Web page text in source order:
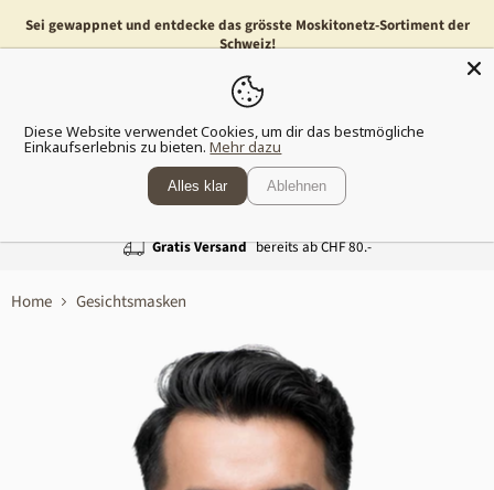
Sei gewappnet und entdecke das grösste Moskitonetz-Sortiment der
Schweiz!
Menü
Gratis Versand bereits ab CHF 80.-
Home Gesichtsmasken
Diese Website verwendet Cookies, um dir das bestmögliche
Einkaufserlebnis zu bieten. Mehr dazu
Alles klar Ablehnen